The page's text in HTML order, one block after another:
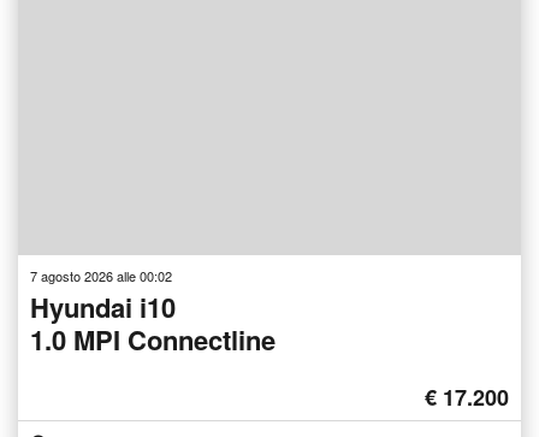
7 agosto 2026 alle 00:02
Hyundai i10
1.0 MPI Connectline
€ 17.200